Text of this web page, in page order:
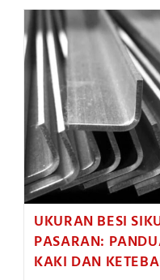
UNTUK
RANGKA
RUMAH
KACA
SKALA
KECIL
UKURAN BESI
PASARAN:
KAKI DAN